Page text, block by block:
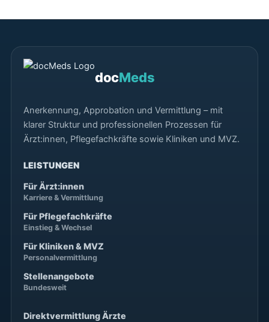
docMeds
Anerkennung, Approbation und Vermittlung – mit
klarer Struktur und professionellen Prozessen für
Ärzt:innen, Pflegefachkräfte sowie Kliniken und MVZ.
LEISTUNGEN
Für Ärzt:innen
Karriere & Vermittlung
Für Pflegefachkräfte
Einstieg & Wechsel
Für Kliniken & MVZ
Personalvermittlung
Stellenangebote
Bundesweit
Direktvermittlung Ärzte